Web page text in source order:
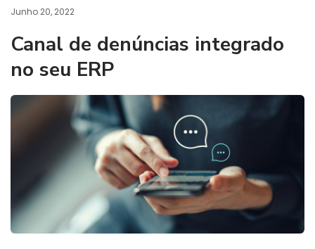
Junho 20, 2022
Canal de denúncias integrado
no seu ERP